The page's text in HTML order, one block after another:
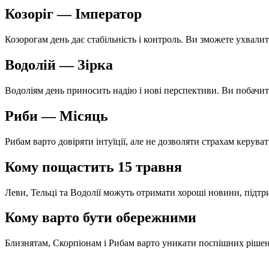
Козоріг — Імператор
Козорогам день дає стабільність і контроль. Ви зможете
Водолій — Зірка
Водоліям день приносить надію і нові перспективи. Ви
Риби — Місяць
Рибам варто довіряти інтуїції, але не дозволяти страхам
Кому пощастить 15 травня
Леви, Тельці та Водолії можуть отримати хороші новини,
Кому варто бути обережними
Близнятам, Скорпіонам і Рибам варто уникати поспішних